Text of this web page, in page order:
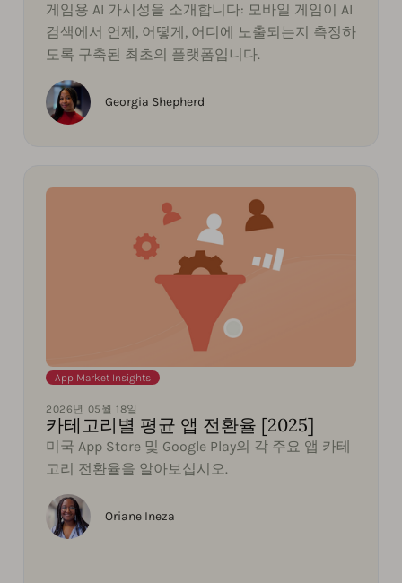
게임용 AI 가시성을 소개합니다: 모바일 게임이 AI
검색에서 언제, 어떻게, 어디에 노출되는지 측정하
도록 구축된 최초의 플랫폼입니다.
Georgia Shepherd
App Market Insights
2026년 05월 18일
카테고리별 평균 앱 전환율 [2025]
미국 App Store 및 Google Play의 각 주요 앱 카테
고리 전환율을 알아보십시오.
Oriane Ineza